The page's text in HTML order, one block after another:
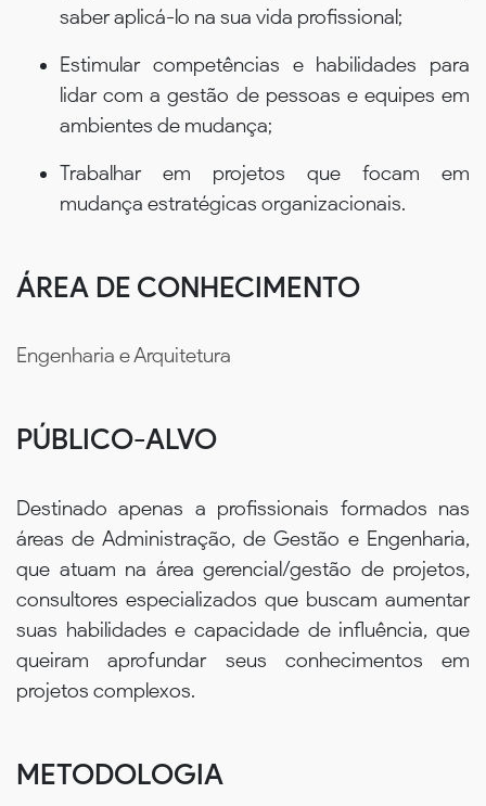
saber aplicá-lo na sua vida profissional;
Estimular competências e habilidades para
lidar com a gestão de pessoas e equipes em
ambientes de mudança;
Trabalhar em projetos que focam em
mudança estratégicas organizacionais.
ÁREA DE CONHECIMENTO
Engenharia e Arquitetura
PÚBLICO-ALVO
Destinado apenas a profissionais formados nas
áreas de Administração, de Gestão e Engenharia,
que atuam na área gerencial/gestão de projetos,
consultores especializados que buscam aumentar
suas habilidades e capacidade de influência, que
queiram aprofundar seus conhecimentos em
projetos complexos.
METODOLOGIA